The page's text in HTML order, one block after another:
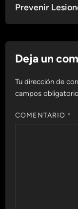
Prevenir
Deja un
Tu dirección de
campos
COMENTARIO *